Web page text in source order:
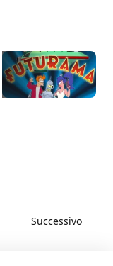
Successivo